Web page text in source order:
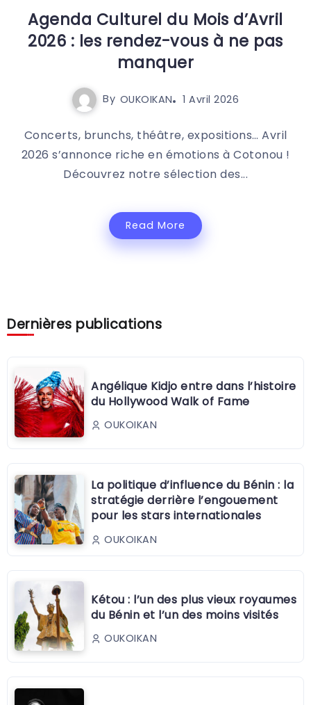
Agenda Culturel du Mois d’Avril
2026 : les rendez-vous à ne pas
manquer
By OUKOIKAN 1 Avril 2026
Concerts, brunchs, théâtre, expositions… Avril
2026 s’annonce riche en émotions à Cotonou !
Découvrez notre sélection des...
Read More
Dernières publications
Angélique Kidjo entre dans l’histoire
du Hollywood Walk of Fame
OUKOIKAN
La politique d’influence du Bénin : la
stratégie derrière l’engouement
pour les stars internationales
OUKOIKAN
Kétou : l’un des plus vieux royaumes
du Bénin et l’un des moins visités
OUKOIKAN